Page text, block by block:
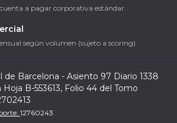
a pagar corporativa estándar.
según volumen (sujeto a scoring).
de Barcelona - Asiento 97 Diario 1338
Hoja B-553613, Folio 44 del Tomo
12760243